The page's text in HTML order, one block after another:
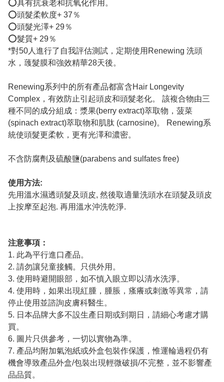
⭕具有抗衰老和抗氧化作用。
⭕頭髮柔軟度+ 37％
⭕頭髮光澤+ 29％
⭕髮質+ 29％
*對50人進行了自我評估測試，定期使用Renewing 洗頭
水，䕶髮膜和強效精華28天後。
Renewing系列中的所有產品都富含Hair Longevity
Complex，有效防止引起頭皮和頭髮老化。 該複合物由三
種不同的成分組成：漿果(berry extract)萃取物，菠菜
(spinach extract)萃取物和肌肽 (carnosine)。 Renewing系
統使頭髮更柔軟，更有光澤和濃密。
不含防腐劑及硫酸鹽(parabens and sulfates free)
使用方法:
先用溫水濕透頭髮及頭皮, 然後取適量洗頭水在頭髮及頭皮
上按摩至起泡. 再用溫水沖洗乾淨.
注意事項：
1. 此為平行進口產品。
2. 請勿讓兒童接觸。只供外用。
3. 使用時避開眼部，如不慎入眼立即以清水洗淨。
4. 使用時，如果出現紅腫，腫脹，瘙癢或刺激等異常，請
停止使用並諮詢皮膚科醫生。
5. 日本品牌大多不設生產日期或到期日，請細心考慮才購
買。
6. 圖片只供參考，一切以實物為準。
7. 產品均附加氣泡紙或外盒包裝作保護，惟運輪過程仍有
機會導致產品外盒/包裝出現輕微破損/不完整，並不影響產
品品質。